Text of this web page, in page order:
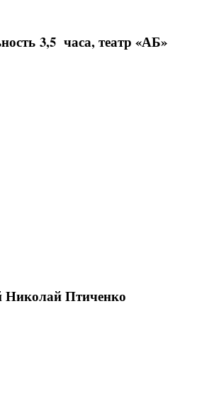
3,5 часа, театр «АБ»
Николай Птиченко